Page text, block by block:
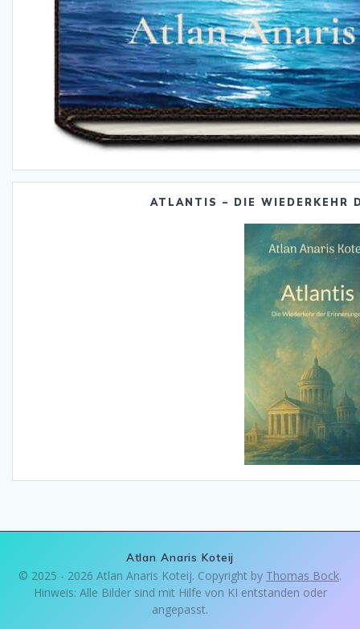
ATLANTIS – DIE WIEDERKEHR
Atlan Anaris Koteij
© 2025 - 2026 Atlan Anaris Koteij. Copyright by Thomas Bock.
Hinweis: Alle Bilder sind mit Hilfe von KI entstanden oder
angepasst.